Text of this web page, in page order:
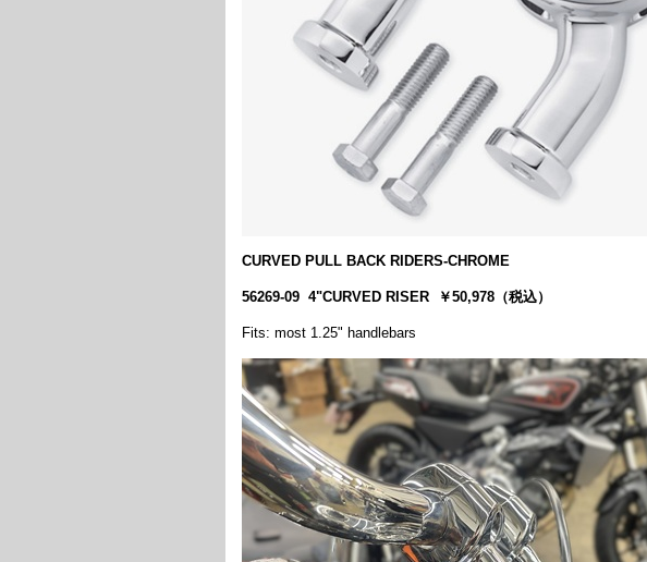
CURVED PULL BACK RIDERS-CHROME
56269-09 4"CURVED RISER ￥50,978（税込）
Fits: most 1.25" handlebars